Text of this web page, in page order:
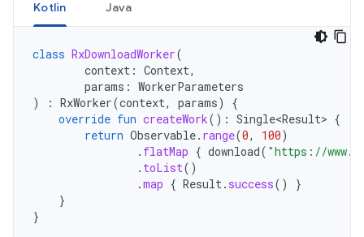
Kotlin Java
class RxDownloadWorker(
context : Context,
params : WorkerParameters
)
: RxWorker(context, params)
{
override fun createWork(): Single<Result> {
return Observable. range(0, 100)
. flatMap { download( "https://
. toList()
.map { Result. success()
}
}
}